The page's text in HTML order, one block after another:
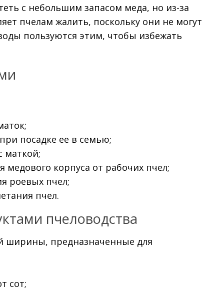
с небольшим запасом меда, но из-за
пчелам жалить, поскольку они не могут
пользуются этим, чтобы избежать
посадке ее в семью;
маткой;
медового корпуса от рабочих пчел;
роевых пчел;
пчел.
пчеловодства
ширины, предназначенные для
сот;